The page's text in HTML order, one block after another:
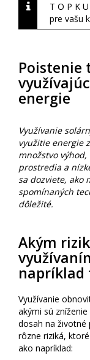
T O P K
pre vašu
Poistenie
energie
Využívanie
využitie energie
množstvo
prostredia a
sa dozviete, ako
spomínaných
dôležité.
Akým
napríklad
Využívanie
akými sú
dosah na životné
rôzne riziká,
ako napríklad: